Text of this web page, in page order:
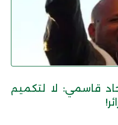
قاسمي: لا لتكميم